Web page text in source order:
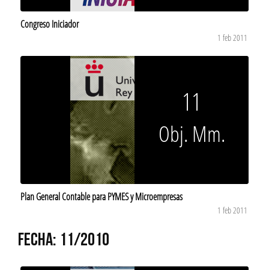
Congreso Iniciador
1 feb 2011
11
Obj. Mm.
Plan General Contable para PYMES y Microempresas
1 feb 2011
FECHA: 11/2010